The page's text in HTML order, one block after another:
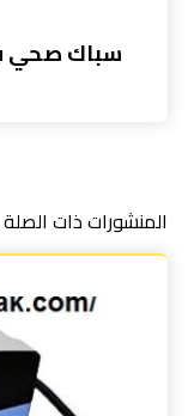
المنشورات ذات